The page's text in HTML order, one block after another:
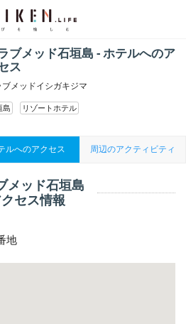
ブメッド石垣島 - ホテルへのア
ス
ブメッドイシガキジマ
島 リゾートホテル
ルへのアクセス 周辺のアクティビティ
メッド石垣島
セス情報
地